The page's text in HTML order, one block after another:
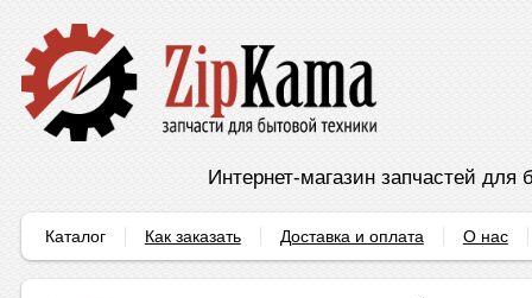
Интернет-магазин запчастей для
Каталог Как заказать Доставка и оплата О нас